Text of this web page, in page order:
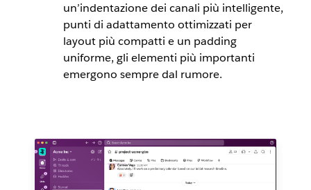
un’indentazione dei canali più intelligente,
punti di adattamento ottimizzati per
layout più compatti e un padding
uniforme, gli elementi più importanti
emergono sempre dal rumore.